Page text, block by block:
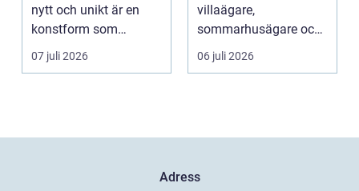
nytt och unikt är en
konstform som
kombinerar
traditionel...
07 juli 2026
villaägare,
sommarhusägare och
bosta...
06 juli 2026
Adress